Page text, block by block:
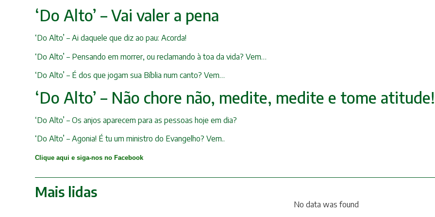
‘Do Alto’ – Vai valer a pena
‘Do Alto’ – Ai daquele que diz ao pau: Acorda!
‘Do Alto’ – Pensando em morrer, ou reclamando à toa da vida? Vem…
‘Do Alto’ – É dos que jogam sua Bíblia num canto? Vem…
‘Do Alto’ – Não chore não, medite, medite e tome
‘Do Alto’ – Os anjos aparecem para as pessoas hoje em dia?
‘Do Alto’ – Agonia! É tu um ministro do Evangelho? Vem..
Clique aqui e siga-nos no Facebook
Mais lidas
No data was found